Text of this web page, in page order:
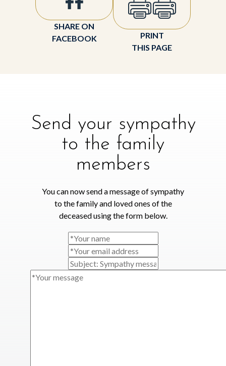
SHARE ON
FACEBOOK
PRINT
THIS PAGE
Send your sympathy
to the family
members
You can now send a message of sympathy
to the family and loved ones of the
deceased using the form below.